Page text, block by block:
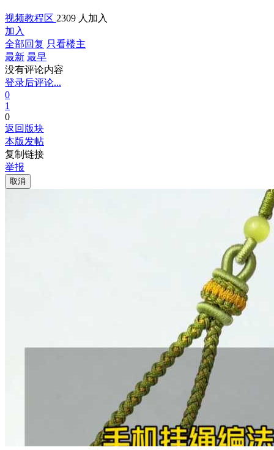
视频教程区 2309 人加入
加入
全部回复 只看楼主
最新 最早
没有评论内容
登录后评论...
0
1
0
返回版块
本版发帖
复制链接
举报
取消